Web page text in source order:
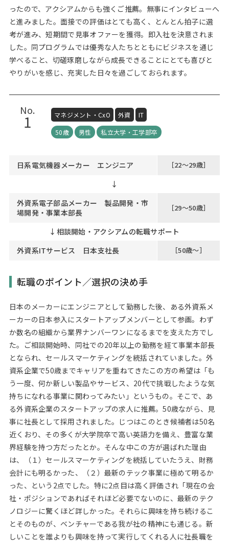
ったので、アクシアムからも強くご推薦。無事にインタビューへ
と進みました。面接での評価はとても高く、とんとん拍子に選
考が進み、短期間で見事オファーを獲得。即入社を決意されま
した。同プログラムでは優秀な人たちとともにビジネスを通じ
学べること、切磋琢磨しながら成長できることにとても喜びと
やりがいを感じ、充実した日々を過ごしておられます。
No.
1 マネジメント・CxO 外資
IT
50歳
男性 私立大学・工学部卒
日系電気機器メーカー エンジニア ［22～29歳］
↓
外資系電子部品メーカー 製品開発・市
場開発・事業本部長
［29～50歳］
↓ 相談開始・アクシアムの転職サポート
外資系ITサービス 日本支社長
［50歳～］
転職のポイント／選択の決め手
日本のメーカーにエンジニアとして勤務した後、ある外資系メ
ーカーの日本参入にスタートアップメンバーとして参画。わず
か数名の組織から業界ナンバーワンになるまでを支えた方でし
た。ご相談開始時、同社での20年以上の勤務を経て事業本部長
となられ、セールスマーケティングを統括されていました。外
資系企業で50歳までキャリアを重ねてきたこの方の希望は「も
う一度、何か新しい製品やサービス、20代で挑戦したような気
持ちになれる事業に関わってみたい」というもの。そこで、あ
る外資系企業のスタートアップの求人に推薦。50歳ながら、見
事に社長として採用されました。じつはこのとき候補者は50名
近くおり、その多くが大学院卒で高い英語力を備え、豊富な業
界経験を持つ方だったとか。そんな中この方が選ばれた理由
は、（１）セールスマーケティングを統括していたうえ、財務
会計にも明るかった、（２）最新のテック事業に極めて明るか
った、という2点でした。特に2点目は高く評価され「現在の会
社・ポジションであればそれほど必要でないのに、最新のテク
ノロジーに驚くほど詳しかった。それらに興味を持ち続けるこ
とそのものが、ベンチャーである我が社の精神にも通じる。新
しいことを誰よりも興味を持って実行してくれる人に社長職を